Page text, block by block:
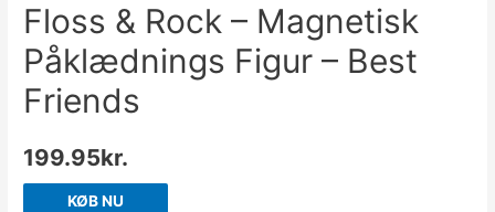
Floss & Rock – Magnetisk
Påklædnings Figur – Best
Friends
199.95kr.
KØB NU